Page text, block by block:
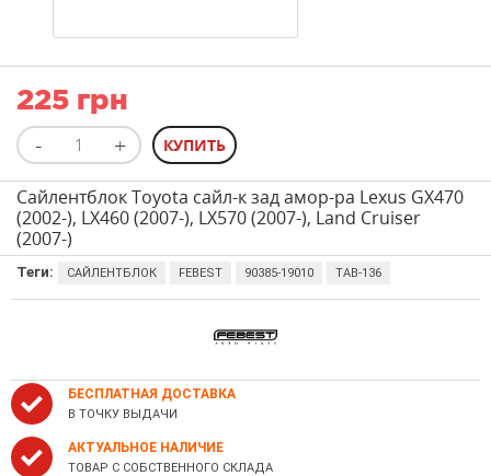
225 грн
Сайлентблок Toyota сайл-к зад амор-ра Lexus GX470
(2002-), LX460 (2007-), LX570 (2007-), Land Cruiser
(2007-)
Теги: САЙЛЕНТБЛОК FEBEST 90385-19010 TAB-136
БЕСПЛАТНАЯ ДОСТАВКА
В ТОЧКУ ВЫДАЧИ
АКТУАЛЬНОЕ НАЛИЧИЕ
ТОВАР С СОБСТВЕННОГО СКЛАДА